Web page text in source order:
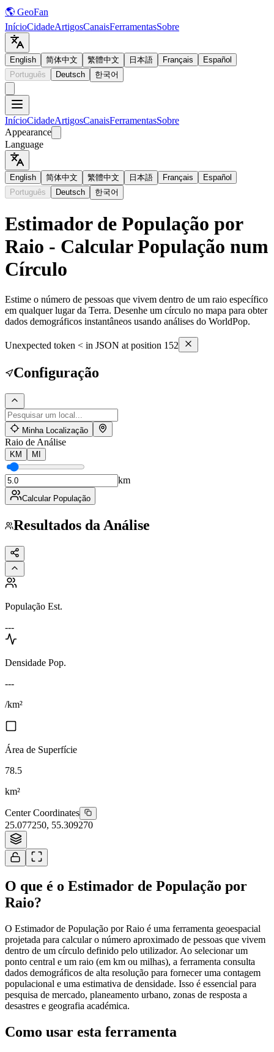
🌎 GeoFan
InícioCidadeArtigosCanaisFerramentasSobre
English 简体中文 繁體中文 日本語 Français
Español
Português
Deutsch 한국어
InícioCidadeArtigosCanaisFerramentasSobre
Appearance
Language
English 简体中文 繁體中文 日本語 Français
Español
Português
Deutsch 한국어
Estimador de População por
Raio - Calcular População num
Círculo
Estime o número de pessoas que vivem dentro de um raio específico
em qualquer lugar da Terra. Desenhe um círculo no mapa para obter
dados demográficos instantâneos usando análises do WorldPop.
Unexpected token < in JSON at position 152
Configuração
Minha Localização
Raio de Análise
KM MI
km
Calcular População
Resultados da Análise
População Est.
---
Densidade Pop.
---
/km²
Área de Superfície
78.5
km²
Center Coordinates
25.077250, 55.309270
O que é o Estimador de População por
Raio?
O Estimador de População por Raio é uma ferramenta geoespacial
projetada para calcular o número aproximado de pessoas que vivem
dentro de um círculo definido pelo utilizador. Ao selecionar um
ponto central e um raio (em km ou milhas), a ferramenta consulta
dados demográficos de alta resolução para fornecer uma contagem
populacional e uma estimativa de densidade. Isso é essencial para
pesquisa de mercado, planeamento urbano, zonas de resposta a
desastres e geografia académica.
Como usar esta ferramenta